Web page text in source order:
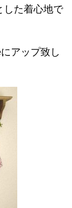
した着心地で
アップ致し